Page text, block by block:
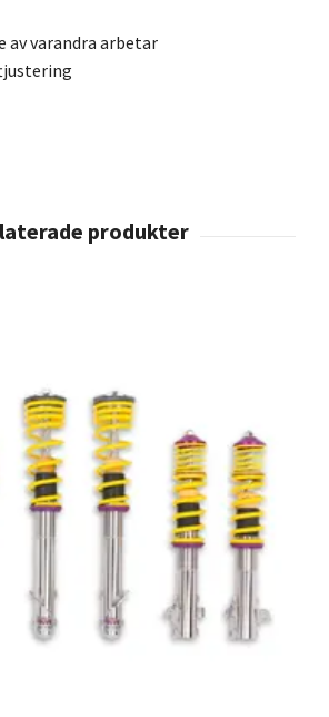
av varandra arbetar